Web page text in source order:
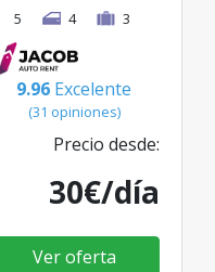
5
4 3
9.96 Excelente
(31 opiniones)
Precio desde:
30€/día
Ver oferta